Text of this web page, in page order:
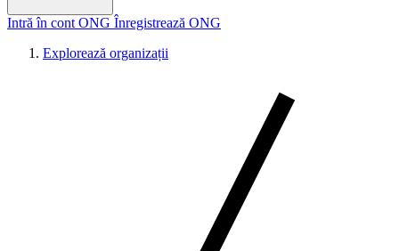
Intră în cont ONG Înregistrează ONG
Explorează organizații